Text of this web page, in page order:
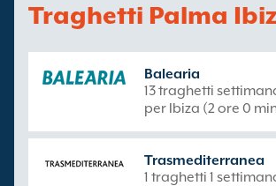
Traghetti Palma
Balearia
13 traghetti
per Ibiza (2 ore 0
Trasmediterranea
1 traghetti 1